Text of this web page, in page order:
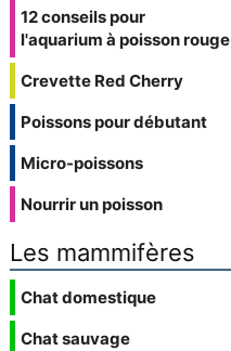
12 conseils pour
l'aquarium à poisson rouge
Crevette Red Cherry
Poissons pour débutant
Micro-poissons
Nourrir un poisson
Les mammifères
Chat domestique
Chat sauvage